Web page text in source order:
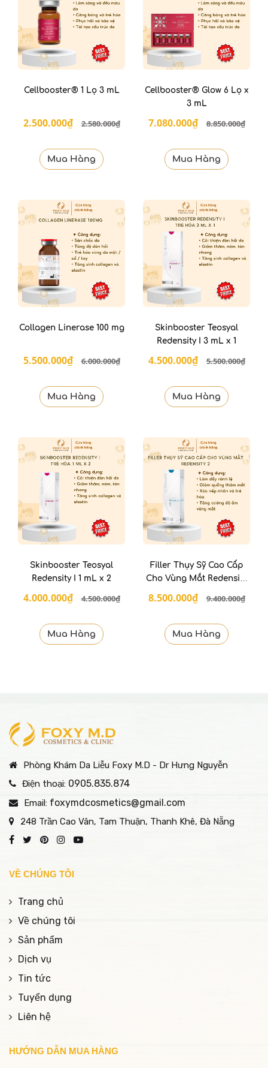
Cellbooster® 1 Lọ 3 mL
2.500.000₫ 2.580.000₫
Mua Hàng
Cellbooster® Glow 6 Lọ x
3 mL
7.080.000₫ 8.850.000₫
Mua Hàng
Collagen Linerase 100 mg
5.500.000₫ 6.000.000₫
Mua Hàng
Skinbooster Teosyal
Redensity I 3 mL x 1
4.500.000₫ 5.500.000₫
Mua Hàng
Skinbooster Teosyal
Redensity I 1 mL x 2
4.000.000₫ 4.500.000₫
Mua Hàng
Filler Thụy Sỹ Cao Cấp
Cho Vùng Mắt Redensity
8.500.000₫ 9.400.000₫
Mua Hàng
Phòng Khám Da Liễu Foxy M.D - Dr Hưng Nguyễn
Điện thoại: 0905.835.874
Email: foxymdcosmetics@gmail.com
248 Trần Cao Vân, Tam Thuận, Thanh Khê, Đà Nẵng
VỀ CHÚNG TÔI
Trang chủ
Về chúng tôi
Sản phẩm
Dịch vụ
Tin tức
Tuyển dụng
Liên hệ
HƯỚNG DẪN MUA HÀNG